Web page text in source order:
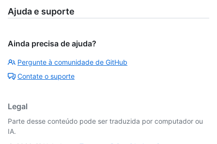
Ajuda e suporte
Ainda precisa de ajuda?
Pergunte à comunidade de GitHub
Contate o suporte
Legal
Parte desse conteúdo pode ser traduzida por computador ou
IA.